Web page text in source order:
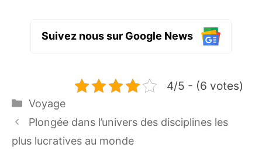
Suivez nous sur Google News
4/5 - (6 votes)
Catégories
Voyage
Plongée dans l’univers des disciplines les
plus lucratives au monde